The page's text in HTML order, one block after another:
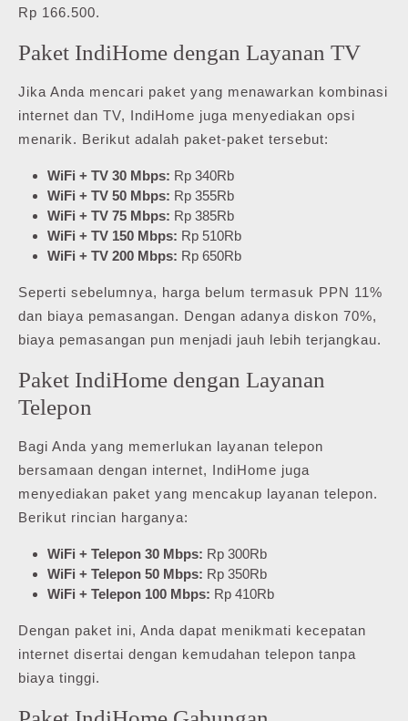
Rp 166.500.
Paket IndiHome dengan Layanan TV
Jika Anda mencari paket yang menawarkan kombinasi
internet dan TV, IndiHome juga menyediakan opsi
menarik. Berikut adalah paket-paket tersebut:
WiFi + TV 30 Mbps: Rp 340Rb
WiFi + TV 50 Mbps: Rp 355Rb
WiFi + TV 75 Mbps: Rp 385Rb
WiFi + TV 150 Mbps: Rp 510Rb
WiFi + TV 200 Mbps: Rp 650Rb
Seperti sebelumnya, harga belum termasuk PPN 11%
dan biaya pemasangan. Dengan adanya diskon 70%,
biaya pemasangan pun menjadi jauh lebih terjangkau.
Paket IndiHome dengan Layanan
Telepon
Bagi Anda yang memerlukan layanan telepon
bersamaan dengan internet, IndiHome juga
menyediakan paket yang mencakup layanan telepon.
Berikut rincian harganya:
WiFi + Telepon 30 Mbps: Rp 300Rb
WiFi + Telepon 50 Mbps: Rp 350Rb
WiFi + Telepon 100 Mbps: Rp 410Rb
Dengan paket ini, Anda dapat menikmati kecepatan
internet disertai dengan kemudahan telepon tanpa
biaya tinggi.